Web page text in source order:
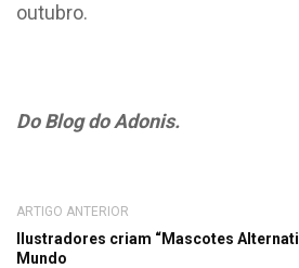
outubro.
Do Blog do Adonis.
ARTIGO ANTERIOR
Ilustradores criam “Mascotes
Mundo